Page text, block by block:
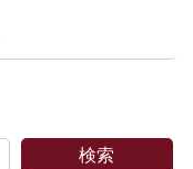
検索